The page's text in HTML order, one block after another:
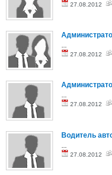
27.08.2012
...
27.08.2012
...
27.08.2012
Водитель
27.08.2012